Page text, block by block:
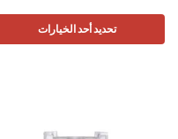
تحديد أحد الخيارات